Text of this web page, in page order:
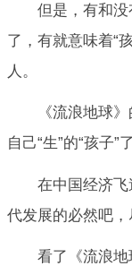
但是，有和
了，有就意味着“
人。
《流浪地球
自己“生”的“孩子”了
在中国经济飞
代发展的必然吧，
看了《流浪